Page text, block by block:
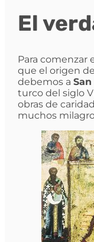
El
Para comenzar
que el origen del
debemos a
turco del siglo
obras de
muchos